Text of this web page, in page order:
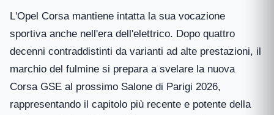
L'Opel Corsa mantiene intatta la sua vocazione
sportiva anche nell'era dell'elettrico. Dopo quattro
decenni contraddistinti da varianti ad alte prestazioni, il
marchio del fulmine si prepara a svelare la nuova
Corsa GSE al prossimo Salone di Parigi 2026,
rappresentando il capitolo più recente e potente della